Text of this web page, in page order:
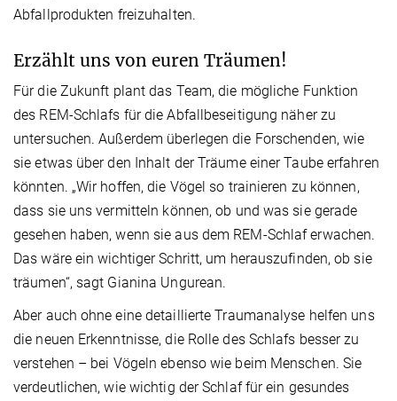
Abfallprodukten freizuhalten.
Erzählt uns von euren Träumen!
Für die Zukunft plant das Team, die mögliche Funktion
des REM-Schlafs für die Abfallbeseitigung näher zu
untersuchen. Außerdem überlegen die Forschenden, wie
sie etwas über den Inhalt der Träume einer Taube erfahren
könnten. „Wir hoffen, die Vögel so trainieren zu können,
dass sie uns vermitteln können, ob und was sie gerade
gesehen haben, wenn sie aus dem REM-Schlaf erwachen.
Das wäre ein wichtiger Schritt, um herauszufinden, ob sie
träumen“, sagt Gianina Ungurean.
Aber auch ohne eine detaillierte Traumanalyse helfen uns
die neuen Erkenntnisse, die Rolle des Schlafs besser zu
verstehen – bei Vögeln ebenso wie beim Menschen. Sie
verdeutlichen, wie wichtig der Schlaf für ein gesundes